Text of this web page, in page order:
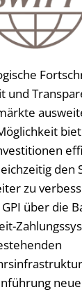
und
den
zu
über die